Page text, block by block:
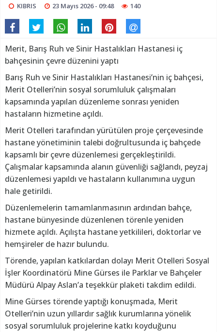
KIBRIS 23 Mayıs 2026 - 09:48 140
Merit, Barış Ruh ve Sinir Hastalıkları Hastanesi iç
bahçesinin çevre düzenini yaptı
Barış Ruh ve Sinir Hastalıkları Hastanesi’nin iç bahçesi,
Merit Otelleri’nin sosyal sorumluluk çalışmaları
kapsamında yapılan düzenleme sonrası yeniden
hastaların hizmetine açıldı.
Merit Otelleri tarafından yürütülen proje çerçevesinde
hastane yönetiminin talebi doğrultusunda iç bahçede
kapsamlı bir çevre düzenlemesi gerçekleştirildi.
Çalışmalar kapsamında alanın güvenliği sağlandı, peyzaj
düzenlemesi yapıldı ve hastaların kullanımına uygun
hale getirildi.
Düzenlemelerin tamamlanmasının ardından bahçe,
hastane bünyesinde düzenlenen törenle yeniden
hizmete açıldı. Açılışta hastane yetkilileri, doktorlar ve
hemşireler de hazır bulundu.
Törende, yapılan katkılardan dolayı Merit Otelleri Sosyal
İşler Koordinatörü Mine Gürses ile Parklar ve Bahçeler
Müdürü Alpay Aslan’a teşekkür plaketi takdim edildi.
Mine Gürses törende yaptığı konuşmada, Merit
Otelleri’nin uzun yıllardır sağlık kurumlarına yönelik
sosyal sorumluluk projelerine katkı koyduğunu